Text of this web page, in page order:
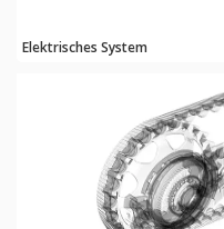
Elektrisches System